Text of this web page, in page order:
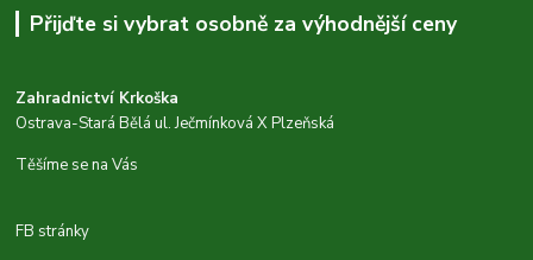
Přijďte si vybrat osobně za výhodnější ceny
Zahradnictví Krkoška
Ostrava-Stará Bělá ul. Ječmínková X Plzeňská
Těšíme se na Vás
FB stránky